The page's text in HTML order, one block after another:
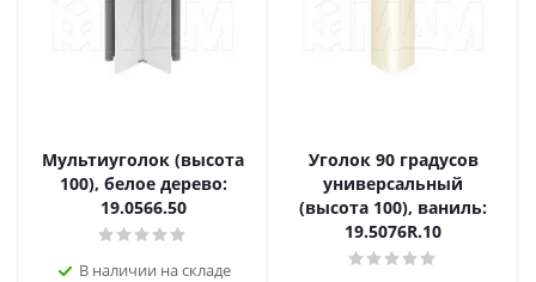
Мультиуголок (высота
100), белое дерево:
19.0566.50
В наличии на складе
Уголок 90 градусов
универсальный
(высота 100), ваниль:
19.5076R.10